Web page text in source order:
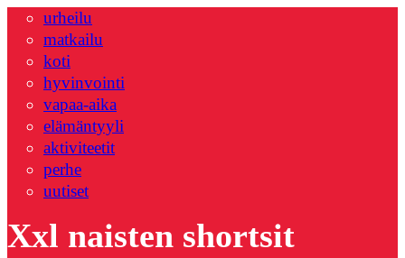
urheilu
matkailu
koti
hyvinvointi
vapaa-aika
elämäntyyli
aktiviteetit
perhe
uutiset
Xxl naisten shortsit